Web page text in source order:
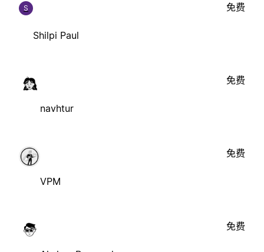
S
Shilpi Paul
免费
navhtur
免费
VPM
免费
免费